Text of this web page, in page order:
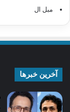
مبل ال
آخرین خبرها